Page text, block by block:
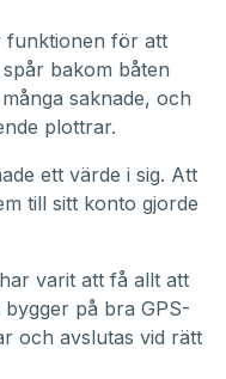
funktionen för att
bakom båten
saknade, och
plottrar.
ett värde i sig. Att
till sitt konto gjorde
varit att få allt att
på bra GPS-
och avslutas vid rätt